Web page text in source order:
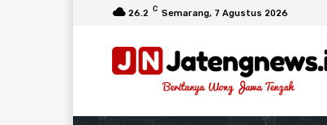
26.2 C Semarang, 7 Agustus 2026